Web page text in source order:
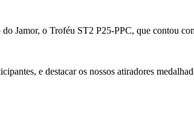
Jamor, o Troféu ST2 P25-PPC, que contou
e destacar os nossos atiradores